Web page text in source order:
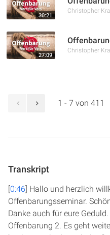
30:21
Christopher
27:09
Christopher
1 - 7 von 411
Transkript
[0:46] Hallo und herzlich
Offenbarungsseminar.
Danke auch für eure
Offenbarung 2. Es geht